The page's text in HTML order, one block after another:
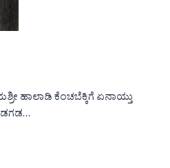
ಹಾಲಾಡಿ ಕೆಂಚಬೆಕ್ಕಿಗೆ ಏನಾಯ್ತು